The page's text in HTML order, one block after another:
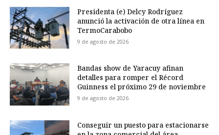
Presidenta (e) Delcy Rodríguez
anunció la activación de otra línea en
TermoCarabobo
9 de agosto de 2026
Bandas show de Yaracuy afinan
detalles para romper el Récord
Guinness el próximo 29 de noviembre
9 de agosto de 2026
Conseguir un puesto para estacionarse